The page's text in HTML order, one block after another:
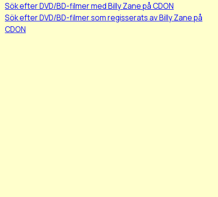
Sök efter DVD/BD-filmer med Billy Zane på CDON
Sök efter DVD/BD-filmer som regisserats av Billy Zane på
CDON